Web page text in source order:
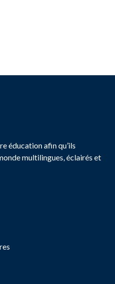
éducation afin qu’ils
multilingues, éclairés et